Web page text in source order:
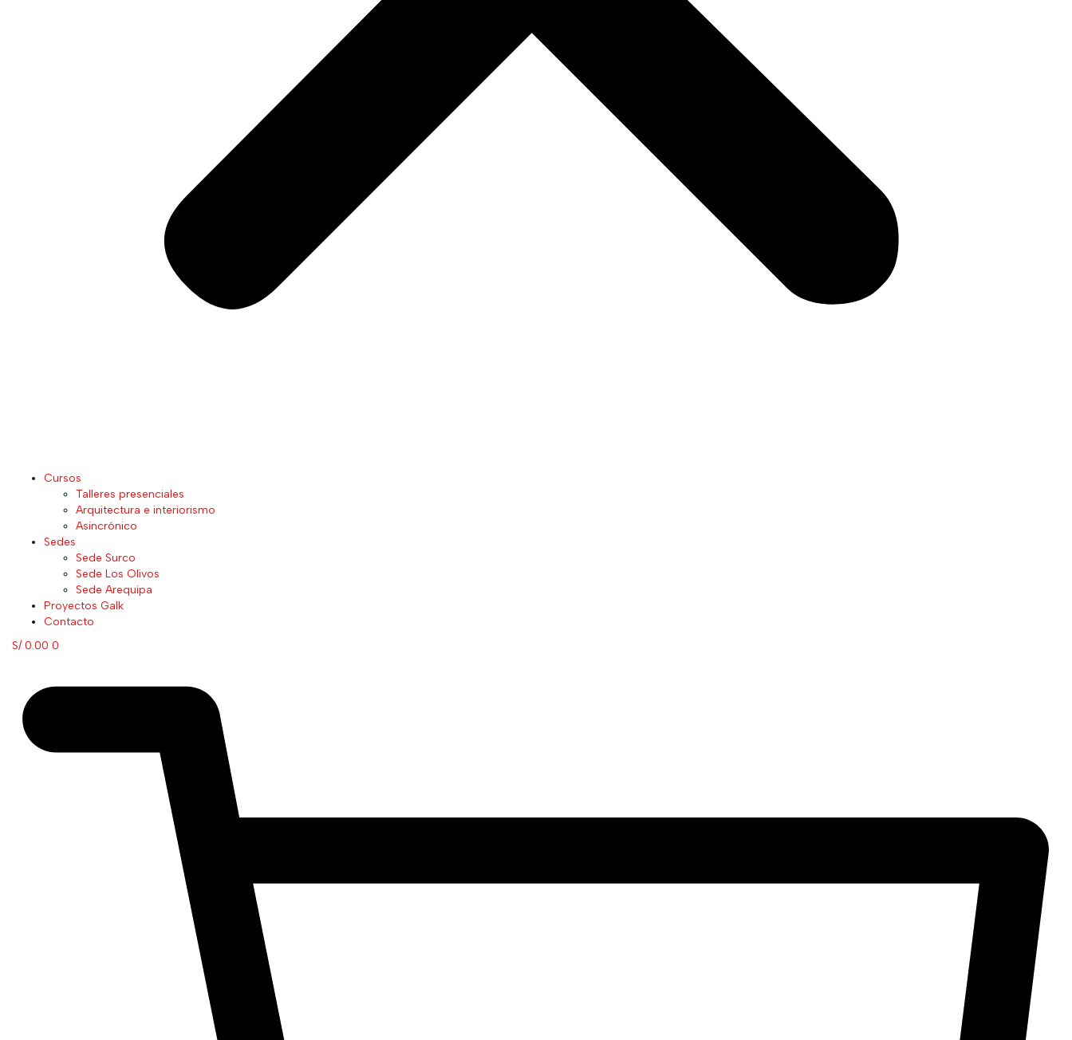
Cursos
Talleres presenciales
Arquitectura e interiorismo
Asincrónico
Sedes
Sede Surco
Sede Los Olivos
Sede Arequipa
Proyectos Galk
Contacto
S/0.00 0